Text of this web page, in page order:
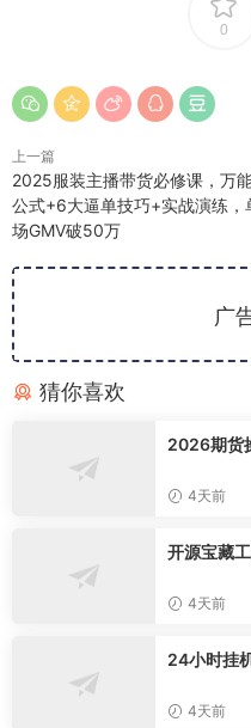
0
上一篇
2025服装主播带货必修课，万
公式+6大逼单技巧+实战演练，
场GMV破50万
广
猜你喜欢
2026期货
4天前
开源宝藏
knit-4天前
24小时挂
4天前